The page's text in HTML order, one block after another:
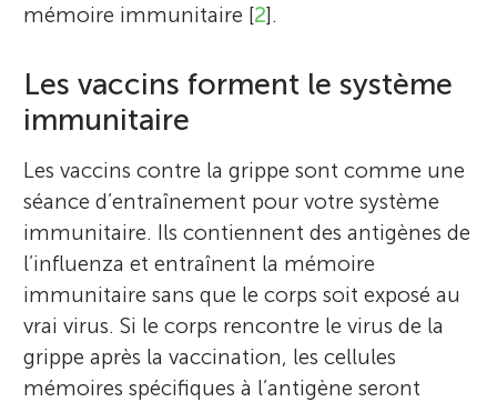
mémoire immunitaire [2].
Les vaccins forment le système
immunitaire
Les vaccins contre la grippe sont comme une
séance d’entraînement pour votre système
immunitaire. Ils contiennent des antigènes de
l’influenza et entraînent la mémoire
immunitaire sans que le corps soit exposé au
vrai virus. Si le corps rencontre le virus de la
grippe après la vaccination, les cellules
mémoires spécifiques à l’antigène seront